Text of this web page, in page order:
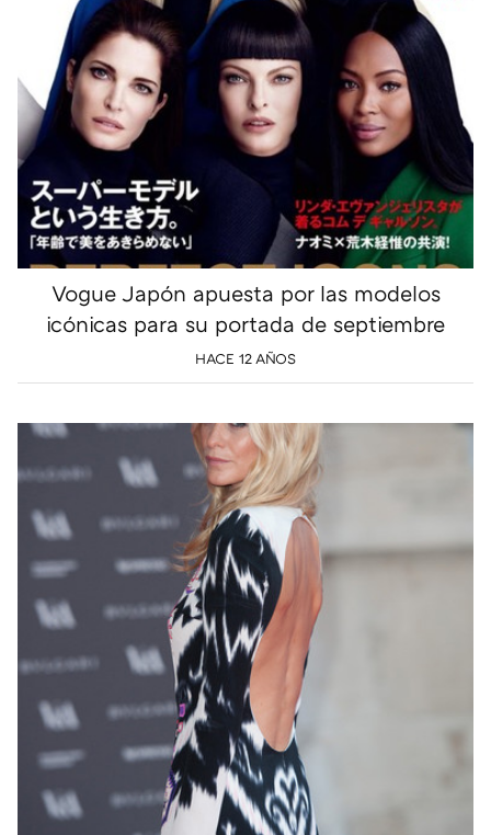
Vogue Japón apuesta por las modelos
icónicas para su portada de septiembre
HACE 12 AÑOS